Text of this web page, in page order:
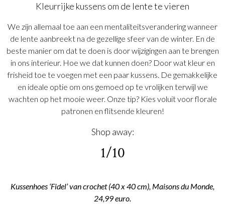
Kleurrijke kussens om de lente te vieren
We zijn allemaal toe aan een mentaliteitsverandering wanneer
de lente aanbreekt na de gezellige sfeer van de winter. En de
beste manier om dat te doen is door wijzigingen aan te brengen
in ons interieur. Hoe we dat kunnen doen? Door wat kleur en
frisheid toe te voegen met een paar kussens. De gemakkelijke
en ideale optie om ons gemoed op te vrolijken terwijl we
wachten op het mooie weer. Onze tip? Kies voluit voor florale
patronen en flitsende kleuren!
Shop away:
1/10
Kussenhoes ‘Fidel’ van crochet (40 x 40 cm), Maisons du Monde,
24,99 euro.